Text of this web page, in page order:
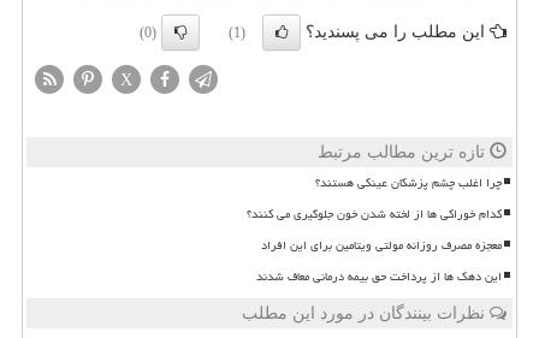
این مطلب را می پسندید؟ (1)
(0)
X
تازه ترین مطالب مرتبط
چرا اغلب چشم پزشکان عینکی هستند؟
کدام خوراکی ها از لخته شدن خون جلوگیری می کنند؟
معجزه مصرف روزانه مولتی ویتامین برای این افراد
این دهک ها از پرداخت حق بیمه درمانی معاف شدند
نظرات بینندگان در مورد این مطلب